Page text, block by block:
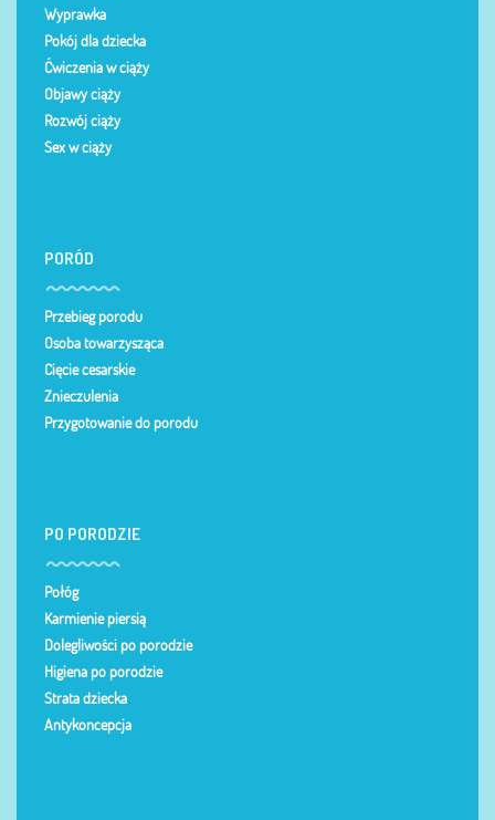
Wyprawka
Pokój dla dziecka
Ćwiczenia w ciąży
Objawy ciąży
Rozwój ciąży
Sex w ciąży
PORÓD
Przebieg porodu
Osoba towarzysząca
Cięcie cesarskie
Znieczulenia
Przygotowanie do porodu
PO PORODZIE
Połóg
Karmienie piersią
Dolegliwości po porodzie
Higiena po porodzie
Strata dziecka
Antykoncepcja